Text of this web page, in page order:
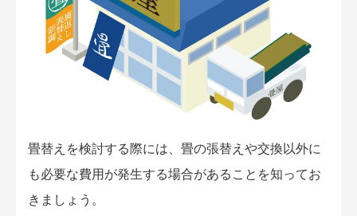
畳替えを検討する際には、畳の張替えや交換以外に
も必要な費用が発生する場合があることを知ってお
きましょう。